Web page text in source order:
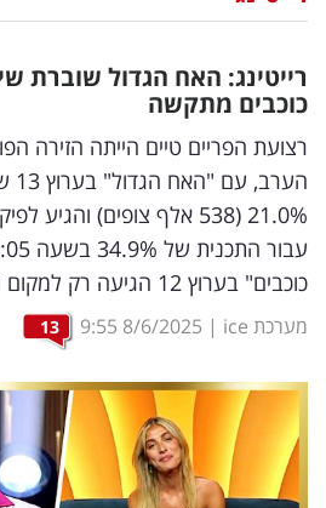
דיגיטל
וטק
שיווק
ופרסום
משפט
ומחקרים
דעות
רכילות
רייטינג: האח הגדול שוברת
כוכבים מתקשה
רצועת הפריים טיים הייתה הזירה
21.0% (538 אלף צופים)
כוכבים" בערוץ 12 הגיעה רק למקום השני.
מערכת ice |
8/6/2025
9:55
13